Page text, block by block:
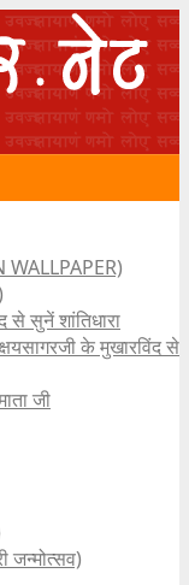
WALLPAPER)
से सुनें शांतिधारा
के मुखारविंद से
जी
जन्मोत्सव)